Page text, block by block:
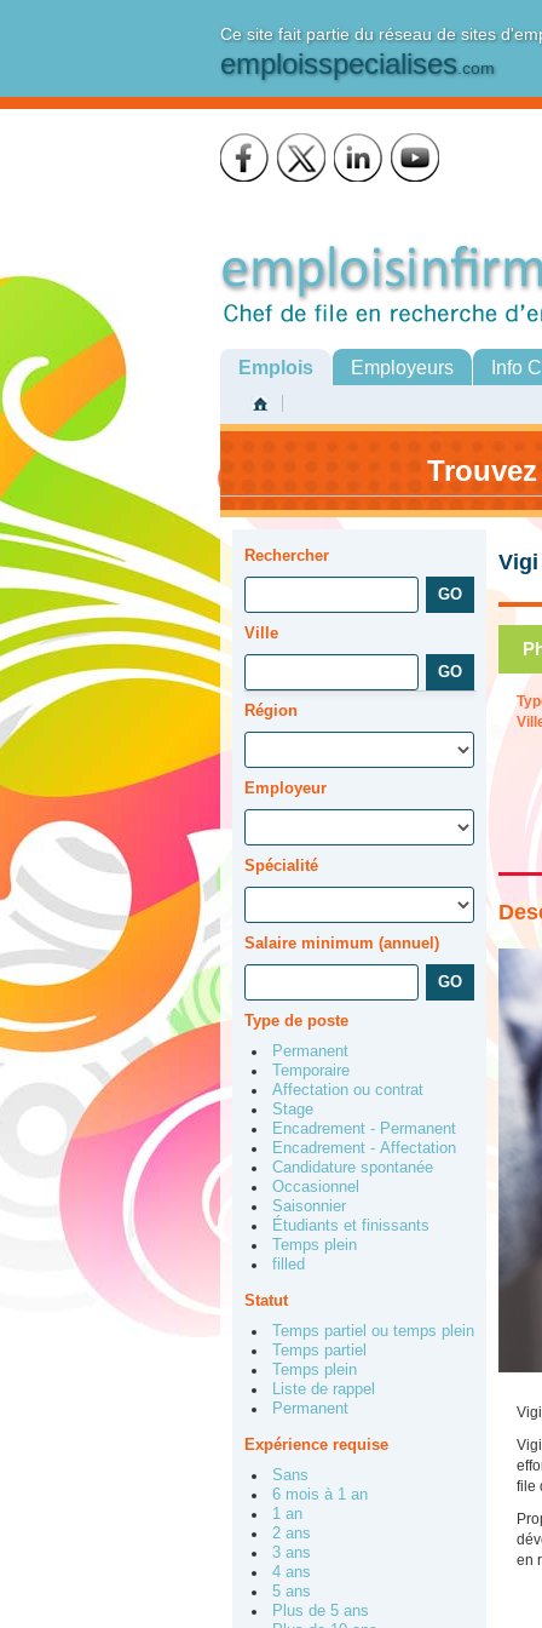
Ce site fait partie du réseau de sites
emploisspecialises.com
Emplois Employeurs Info
Rechercher
Ville
Région
Employeur
Spécialité
Salaire minimum (annuel)
Type de poste
Permanent
Temporaire
Affectation ou contrat
Stage
Encadrement - Permanent
Encadrement - Affectation
Candidature spontanée
Occasionnel
Saisonnier
Étudiants et finissants
Temps plein
filled
Statut
Temps partiel ou temps plein
Temps partiel
Temps plein
Liste de rappel
Permanent
Expérience requise
Sans
6 mois à 1 an
1 an
2 ans
3 ans
4 ans
5 ans
Plus de 5 ans
Vigi
file
en